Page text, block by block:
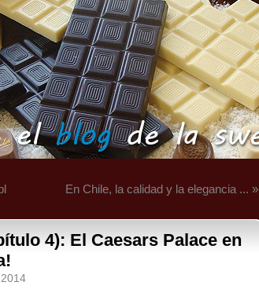
En Chile, la calidad y la elegancia ... »
4): El Caesars Palace en